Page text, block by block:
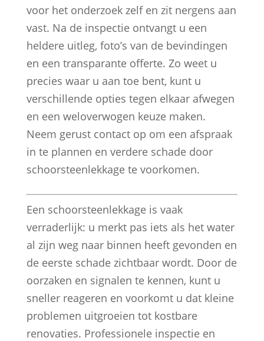
voor het onderzoek zelf en zit nergens aan
vast. Na de inspectie ontvangt u een
heldere uitleg, foto’s van de bevindingen
en een transparante offerte. Zo weet u
precies waar u aan toe bent, kunt u
verschillende opties tegen elkaar afwegen
en een weloverwogen keuze maken.
Neem gerust contact op om een afspraak
in te plannen en verdere schade door
schoorsteenlekkage te voorkomen.
Een schoorsteenlekkage is vaak
verraderlijk: u merkt pas iets als het water
al zijn weg naar binnen heeft gevonden en
de eerste schade zichtbaar wordt. Door de
oorzaken en signalen te kennen, kunt u
sneller reageren en voorkomt u dat kleine
problemen uitgroeien tot kostbare
renovaties. Professionele inspectie en